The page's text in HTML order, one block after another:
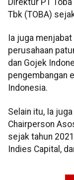
Direktur PT
Tbk (TOBA)
Ia juga
perusahaan
dan Gojek
pengembangan
Indonesia.
Selain itu, Ia
Chairperson
sejak tahun
Indies Capital,